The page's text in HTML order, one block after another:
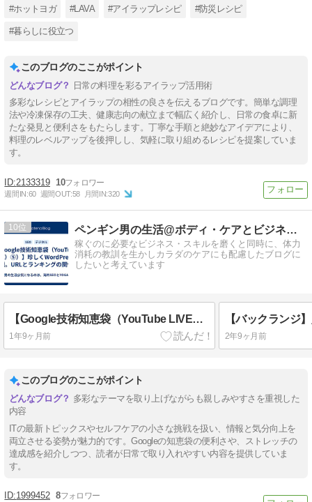
#ホットヨガ #LAVA #アイラップレシピ #防災レシピ
#暮らしに役立つ
このブログのここがポイント
日常の料理を彩るアイラップ活用術
多彩なレシピとアイラップの相性の良さを伝えるブログです。簡単な調理
法や冷凍保存の工夫、健康志向の献立まで幅広く紹介し、日常の食卓に新
たな発見と便利さをもたらします。丁寧な手順と絶妙なアイデアにより、
料理のレベルアップを後押しし、気軽に取り組めるレシピを提案していま
す。
2133319 10
週間IN:60 週間OUT:58 月間IN:320
10 ペンギン男の生活@ボディ・ケアとビジネス・スキルの持続的成長
稼ぐのに必要なビジネス・スキルを磨くと同時に、体力
消耗の教訓を生かしカラダのケアにも配慮したブログに
したいと考えています
【Google技術知恵袋（YouTube LIVE）⑤）】珍しくWordPressの話題。URLとランキングの関係。
1年9ヶ月前 2年9ヶ月前
このブログのここがポイント
多彩なテーマを取り上げながらも親しみやすさを重視した
内容
ITの最新トピックスやセルフケアの小さな挑戦を扱い、情報と気分向上を
両立させる姿勢が魅力的です。Googleの知恵袋の便利さや、ストレッチの
達成感を紹介しつつ、読者が日常で取り入れやすい内容を提供していま
す。
1999452 8